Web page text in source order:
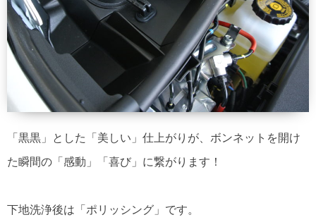
「黒黒」とした「美しい」仕上がりが、ボンネットを開け
た瞬間の「感動」「喜び」に繋がります！
下地洗浄後は「ポリッシング」です。